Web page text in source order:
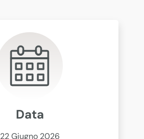
Data
22 Giugno 2026